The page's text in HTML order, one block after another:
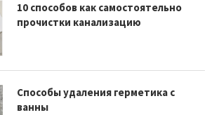
10 способов как самостоятельно
прочистки канализацию
Способы удаления герметика с
ванны